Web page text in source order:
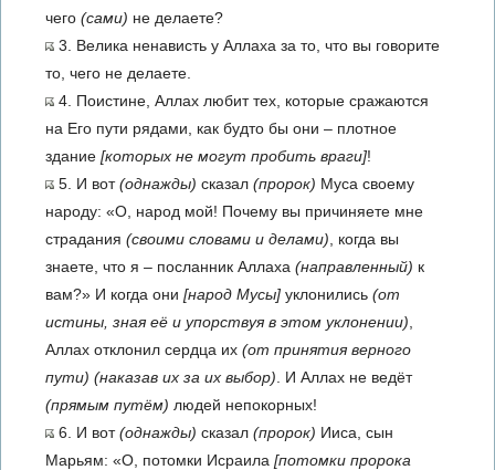
чего (сами) не делаете?
3. Велика ненависть у Аллаха за то, что вы говорите
то, чего не делаете.
4. Поистине, Аллах любит тех, которые сражаются
на Его пути рядами, как будто бы они – плотное
здание [которых не могут пробить враги]!
5. И вот(однажды) сказал (пророк) Муса своему
народу: «О, народ мой! Почему вы причиняете мне
страдания (своими словами и делами) , когда вы
знаете, что я – посланник Аллаха (направленный) к
вам?» И когда они [народ Мусы] уклонились (от
истины, зная её и упорствуя в этом уклонении)
Аллах отклонил сердца их (от принятия верного
пути) (наказав их за их выбор) . И Аллах не ведёт
(прямым путём) людей непокорных!
6. И вот(однажды) сказал (пророк) Ииса, сын
Марьям: «О, потомки Исраила [потомки пророка